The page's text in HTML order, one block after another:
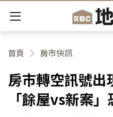
首頁 房市快訊
房市轉空訊號出
「餘屋vs新案